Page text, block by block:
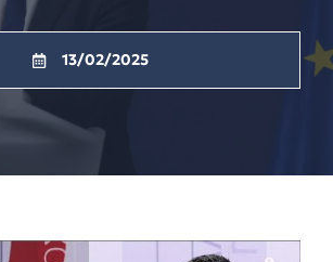
13/02/2025